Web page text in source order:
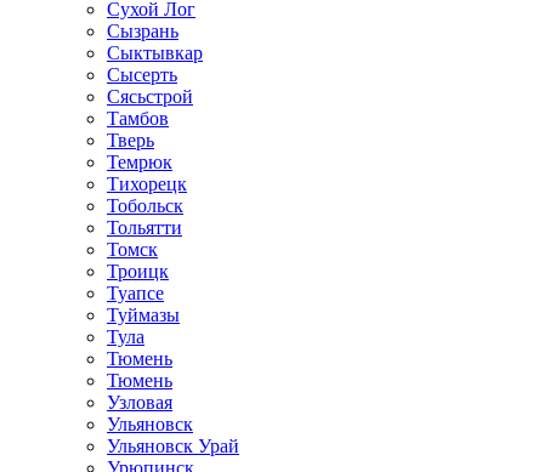
Сухой Лог
Сызрань
Сыктывкар
Сысерть
Сясьстрой
Тамбов
Тверь
Темрюк
Тихорецк
Тобольск
Тольятти
Томск
Троицк
Туапсе
Туймазы
Тула
Тюмень
Тюмень
Узловая
Ульяновск
Ульяновск Урай
Урюпинск